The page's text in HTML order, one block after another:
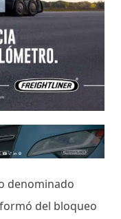
denominado
del bloqueo